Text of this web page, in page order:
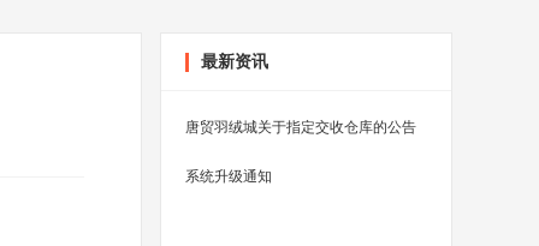
最新资讯
唐贸羽绒城关于指定交收仓库的公告
系统升级通知